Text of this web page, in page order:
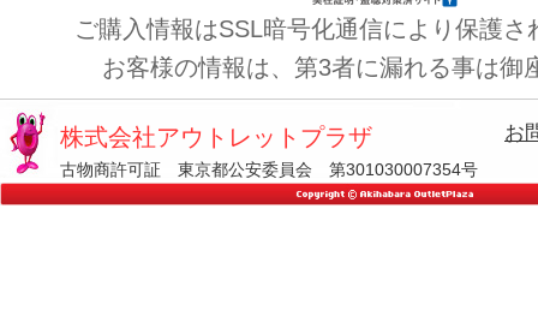
ご購入情報はSSL暗号化通信により保護さ
お客様の情報は、第3者に漏れる事は御
株式会社アウトレットプラザ
古物商許可証 東京都公安委員会 第301030007354号
お